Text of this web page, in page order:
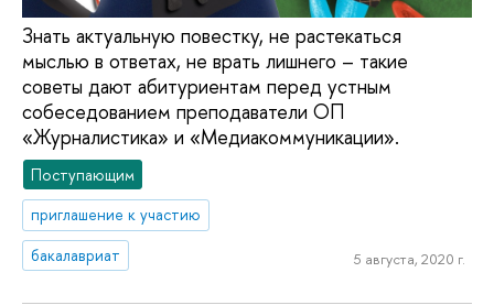
Знать актуальную повестку, не растекаться
мыслью в ответах, не врать лишнего – такие
советы дают абитуриентам перед устным
собеседованием преподаватели ОП
«Журналистика» и «Медиакоммуникации».
Поступающим
приглашение к участию
бакалавриат
5 августа, 2020 г.